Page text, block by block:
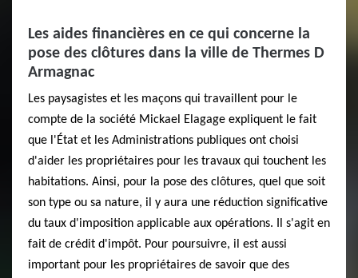
Les aides financières en ce qui concerne la
pose des clôtures dans la ville de Thermes D
Armagnac
Les paysagistes et les maçons qui travaillent pour le
compte de la société Mickael Elagage expliquent le fait
que l'État et les Administrations publiques ont choisi
d'aider les propriétaires pour les travaux qui touchent les
habitations. Ainsi, pour la pose des clôtures, quel que soit
son type ou sa nature, il y aura une réduction significative
du taux d'imposition applicable aux opérations. Il s'agit en
fait de crédit d'impôt. Pour poursuivre, il est aussi
important pour les propriétaires de savoir que des